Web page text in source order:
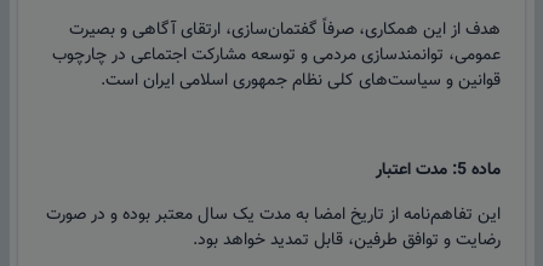
هدف از این همکاری، صرفاً گفتمان‌سازی، ارتقای آگاهی و بصیرت
عمومی، توانمندسازی مردمی و توسعه مشارکت اجتماعی در چارچوب
قوانین و سیاست‌های کلی نظام جمهوری اسلامی ایران است.
ماده 5: مدت اعتبار
این تفاهم‌نامه از تاریخ امضا به مدت یک سال معتبر بوده و در صورت
رضایت و توافق طرفین، قابل تمدید خواهد بود.